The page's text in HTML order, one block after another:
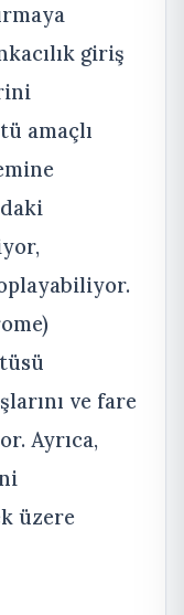
giriş
amaçlı
ve fare
Ayrıca,
üzere